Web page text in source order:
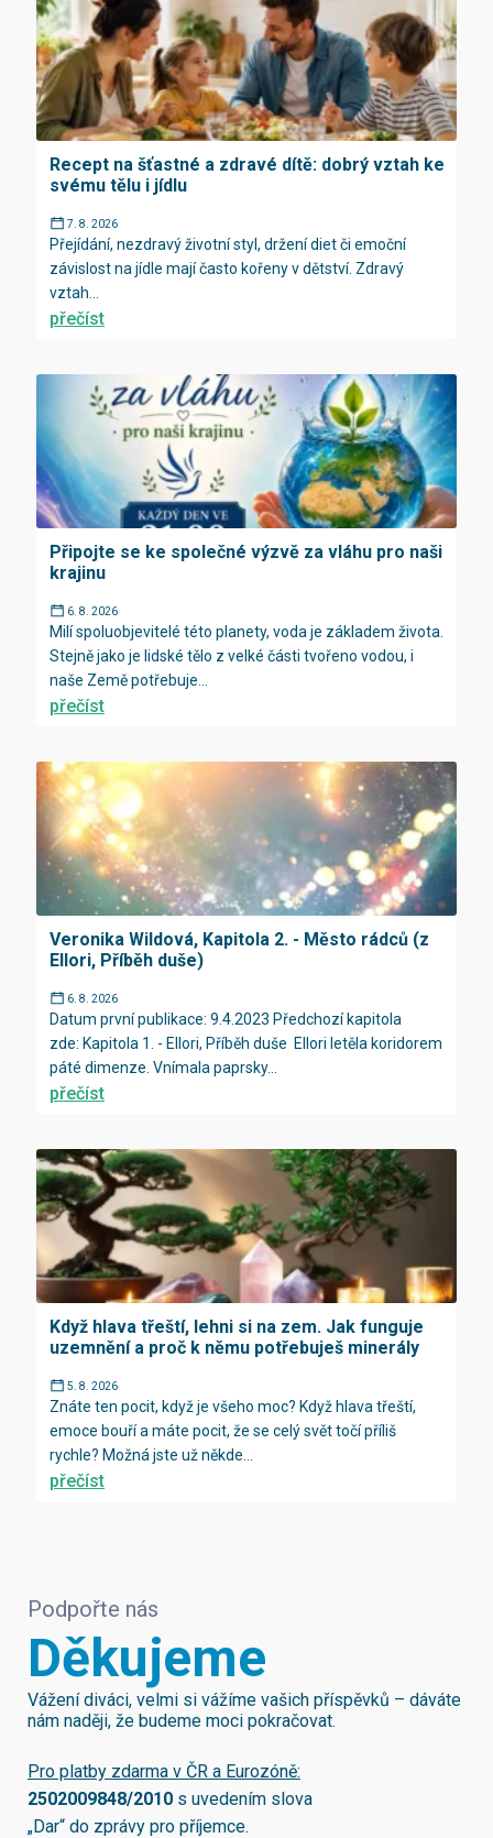
Recept na šťastné a zdravé dítě: dobrý vztah ke
svému tělu i jídlu
7. 8. 2026
Přejídání, nezdravý životní styl, držení diet či emoční
závislost na jídle mají často kořeny v dětství. Zdravý
vztah...
přečíst
Připojte se ke společné výzvě za vláhu pro naši
krajinu
6. 8. 2026
Milí spoluobjevitelé této planety, voda je základem života.
Stejně jako je lidské tělo z velké části tvořeno vodou, i
naše Země potřebuje...
přečíst
Veronika Wildová, Kapitola 2. - Město rádců (z
Ellori, Příběh duše)
6. 8. 2026
Datum první publikace: 9.4.2023 Předchozí kapitola
zde: Kapitola 1. - Ellori, Příběh duše Ellori letěla koridorem
páté dimenze. Vnímala paprsky...
přečíst
Když hlava třeští, lehni si na zem. Jak funguje
uzemnění a proč k němu potřebuješ minerály
5. 8. 2026
Znáte ten pocit, když je všeho moc? Když hlava třeští,
emoce bouří a máte pocit, že se celý svět točí příliš
rychle? Možná jste už někde...
přečíst
Podpořte nás
Děkujeme
Vážení diváci, velmi si vážíme vašich příspěvků – dáváte
nám naději, že budeme moci pokračovat.
Pro platby zdarma v ČR a Eurozóně:
2502009848/2010 s uvedením slova
„Dar“ do zprávy pro příjemce.